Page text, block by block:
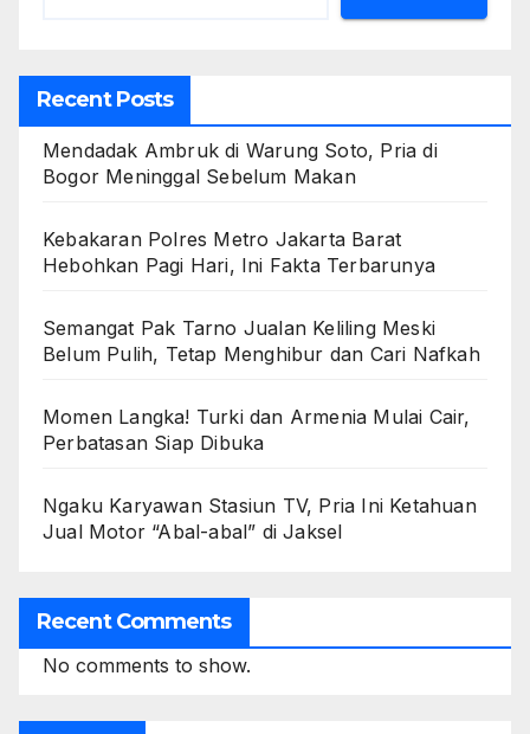
Recent Posts
Mendadak Ambruk di Warung Soto, Pria di
Bogor Meninggal Sebelum Makan
Kebakaran Polres Metro Jakarta Barat
Hebohkan Pagi Hari, Ini Fakta Terbarunya
Semangat Pak Tarno Jualan Keliling Meski
Belum Pulih, Tetap Menghibur dan Cari Nafkah
Momen Langka! Turki dan Armenia Mulai Cair,
Perbatasan Siap Dibuka
Ngaku Karyawan Stasiun TV, Pria Ini Ketahuan
Jual Motor “Abal-abal” di Jaksel
Recent Comments
No comments to show.